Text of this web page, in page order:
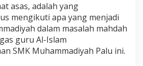
asas, adalah yang
mengikuti apa yang menjadi
dalam masalah mahdah
guru Al-Islam
SMK Muhammadiyah Palu ini.